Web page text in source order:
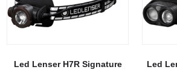
Led Lenser H7R Signature Led